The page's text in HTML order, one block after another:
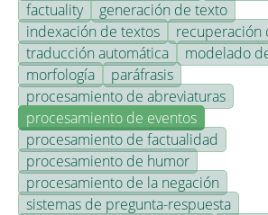
factuality
generación de texto
indexación de textos
recuperación
traducción automática
modelado
morfología
paráfrasis
procesamiento de abreviaturas
procesamiento de eventos
procesamiento de factualidad
procesamiento de humor
procesamiento de la negación
sistemas de pregunta-respuesta